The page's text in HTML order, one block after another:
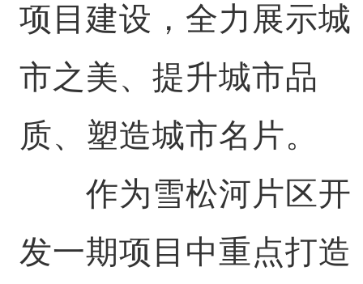
项目建设，全力展示城
市之美、提升城市品
质、塑造城市名片。
作为雪松河片区开
发一期项目中重点打造